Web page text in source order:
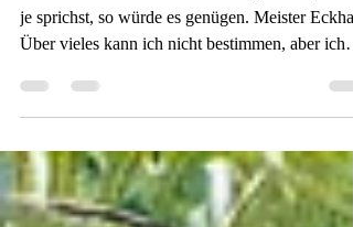
10. März
2 Min. Lesezeit
Wie oft?
Über vieles kann ich nicht bestimmen, aber ich
kann jeden Tag neu entscheiden, wie oft ich
"Danke" sage. Es ist nicht das, was ich